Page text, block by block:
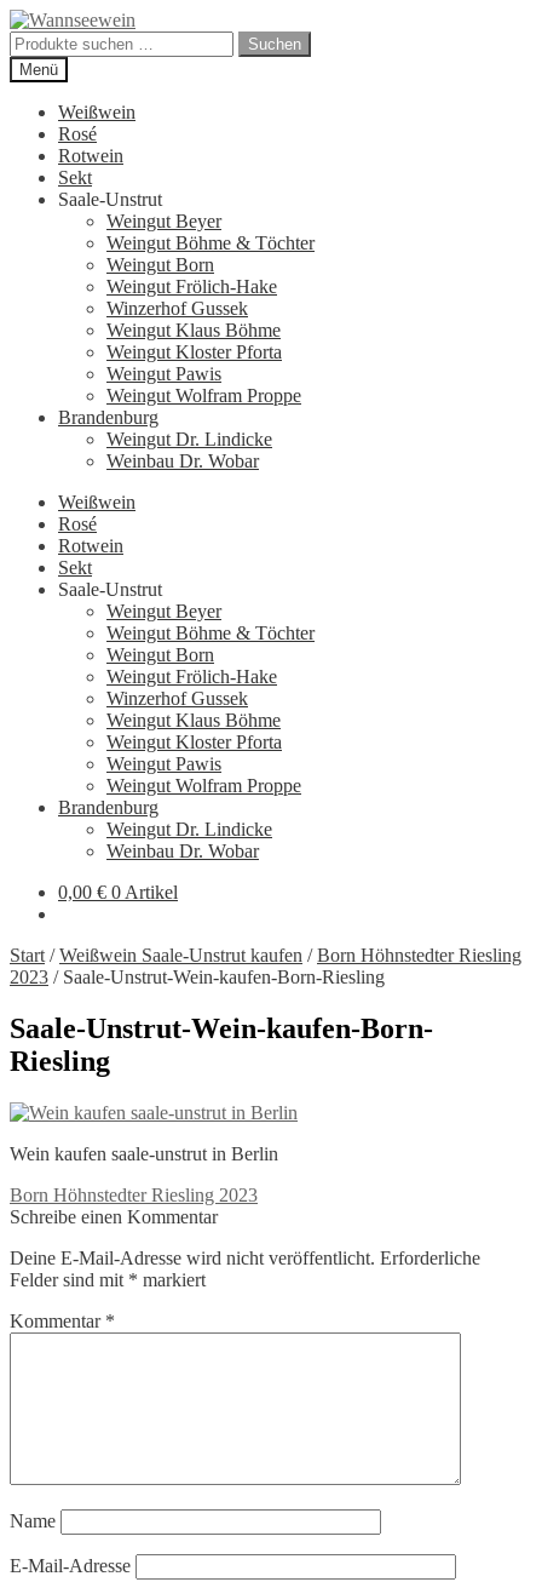
Zur
Navigation
springen
Zum
Inhalt
springen
Suchen
nach:
Suchen
Menü
Weißwein
Rosé
Rotwein
Sekt
Saale-Unstrut
Weingut Beyer
Weingut Böhme & Töchter
Weingut Born
Weingut Frölich-Hake
Winzerhof Gussek
Weingut Klaus Böhme
Weingut Kloster Pforta
Weingut Pawis
Weingut Wolfram Proppe
Brandenburg
Weingut Dr. Lindicke
Weinbau Dr. Wobar
Weißwein
Rosé
Rotwein
Sekt
Saale-Unstrut
Weingut Beyer
Weingut Böhme & Töchter
Weingut Born
Weingut Frölich-Hake
Winzerhof Gussek
Weingut Klaus Böhme
Weingut Kloster Pforta
Weingut Pawis
Weingut Wolfram Proppe
Brandenburg
Weingut Dr. Lindicke
Weinbau Dr. Wobar
0,00 € 0 Artikel
Start /Weißwein Saale-Unstrut kaufen /Born Höhnstedter Riesling
2023 / Saale-Unstrut-Wein-kaufen-Born-Riesling
Saale-Unstrut-Wein-kaufen-Born-
Riesling
Wein kaufen saale-unstrut in Berlin
Beitragsnavigation
Vorheriger
Beitrag:
Born Höhnstedter Riesling 2023
Schreibe einen Kommentar
Deine E-Mail-Adresse wird nicht veröffentlicht. Erforderliche
Felder sind mit * markiert
Kommentar *
Name
E-Mail-Adresse